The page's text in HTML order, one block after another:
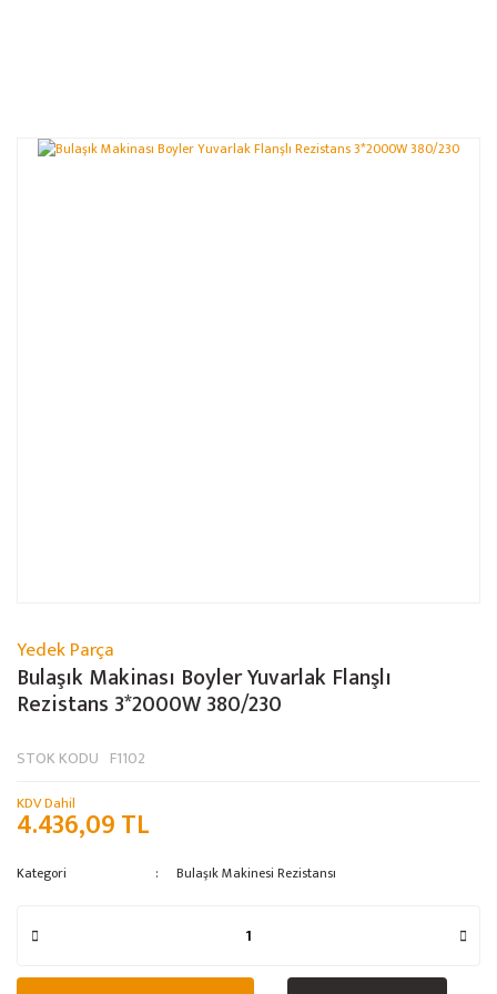
Yedek Parça
Bulaşık Makinası Boyler Yuvarlak Flanşlı
Rezistans 3*2000W 380/230
STOK KODU F1102
KDV Dahil
4.436,09 TL
Kategori Bulaşık Makinesi Rezistansı